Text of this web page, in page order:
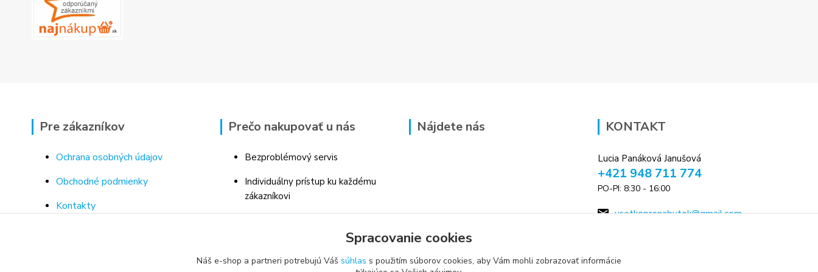
Pre zákazníkov
Ochrana osobných údajov
Obchodné podmienky
Kontakty
Prečo nakupovať u nás
Bezproblémový servis
Individuálny prístup ku každému
zákazníkovi
poradenstvo
Nájdete nás KONTAKT
Lucia Panáková Janušová
+421 948 711 774
PO-PI: 8:30 - 16:00
vsetkoprenabytok@gmail.com
Spracovanie cookies
Náš e-shop a partneri potrebujú Váš súhlas s použitím súborov cookies, aby Vám mohli zobrazovať informácie